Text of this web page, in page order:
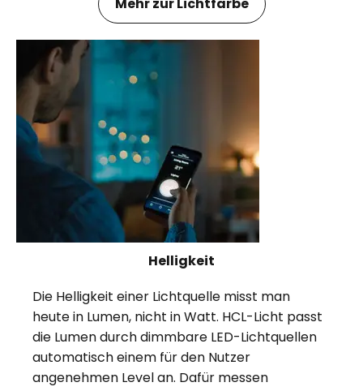
Mehr zur Lichtfarbe
Helligkeit
Die Helligkeit einer Lichtquelle misst man
heute in Lumen, nicht in Watt. HCL-Licht passt
die Lumen durch dimmbare LED-Lichtquellen
automatisch einem für den Nutzer
angenehmen Level an. Dafür messen